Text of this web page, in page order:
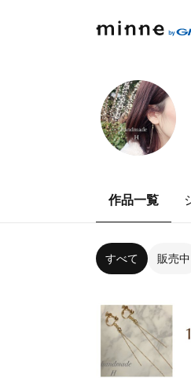
作品一覧
すべて 販売中